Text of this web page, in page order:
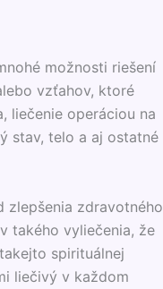
možnosti riešení
vzťahov, ktoré
liečenie operáciou na
stav, telo a aj ostatné
zlepšenia zdravotného
takého vyliečenia, že
spirituálnej
liečivý v každom